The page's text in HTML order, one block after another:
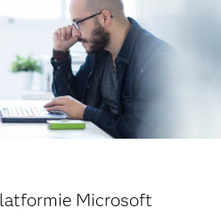
Microsoft